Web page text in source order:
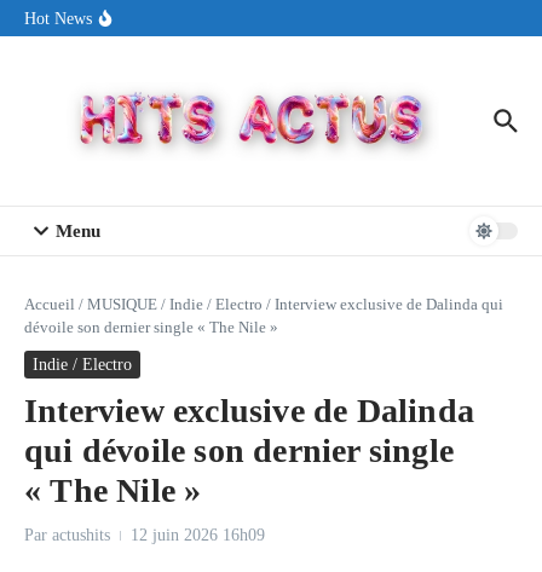
Aller au contenu
Hot News
« New Day »
Menu
Accueil / MUSIQUE / Indie / Electro / Interview exclusive de Dalinda qui
dévoile son dernier single « The Nile »
Indie / Electro
Interview exclusive de Dalinda
qui dévoile son dernier single
« The Nile »
Par actushits 12 juin 2026 16h09